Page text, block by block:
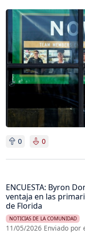
Imagen
0 0
ENCUESTA: Byron
ventaja en las
de Florida
NOTICIAS DE LA COMUNIDAD
11/05/2026 Enviado por